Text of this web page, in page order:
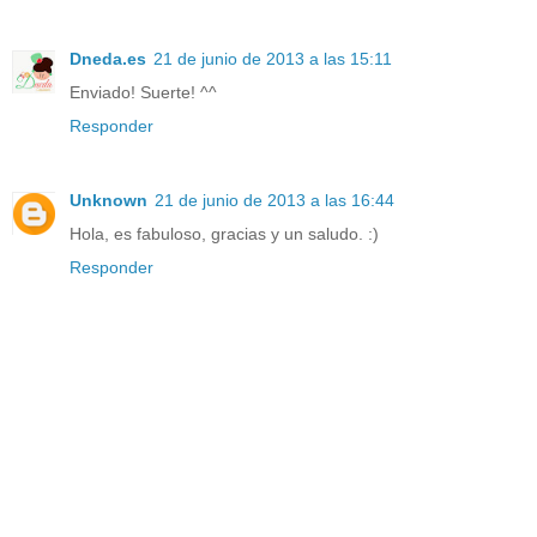
Dneda.es 21 de junio de 2013 a las 15:11
Enviado! Suerte! ^^
Responder
Unknown 21 de junio de 2013 a las 16:44
Hola, es fabuloso, gracias y un saludo. :)
Responder